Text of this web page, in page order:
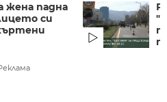
жена падна
си